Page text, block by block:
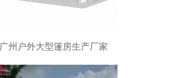
广州户外大型篷房生产厂家